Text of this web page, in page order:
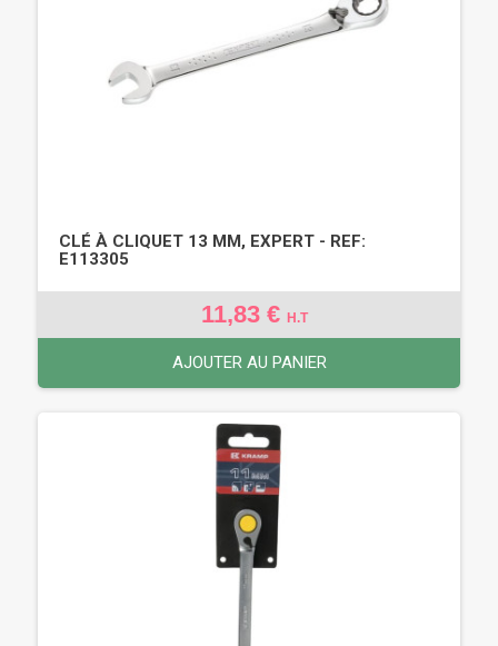
CLÉ À CLIQUET 13 MM, EXPERT - REF:
E113305
11,83 € H.T
AJOUTER AU PANIER